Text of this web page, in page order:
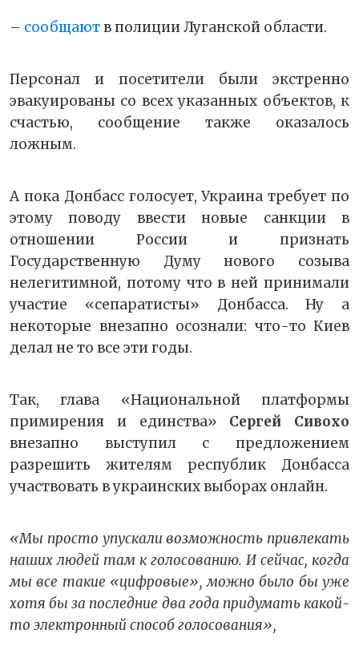
– сообщаютв полиции Луганской области.
Персонал и посетители были экстренно
эвакуированы со всех указанных объектов, к
счастью, сообщение также оказалось
ложным.
А пока Донбасс голосует, Украина требует по
этому поводу ввести новые санкции в
отношении России и признать
Государственную Думу нового созыва
нелегитимной, потому что в ней принимали
участие «сепаратисты» Донбасса. Ну а
некоторые внезапно осознали: что-то Киев
делал не то все эти годы.
Так, глава «Национальной платформы
примирения и единства» Сергей Сивохо
внезапно выступил с предложением
разрешить жителям республик Донбасса
участвовать в украинских выборах онлайн.
«Мы просто упускали возможность привлекать
наших людей там к голосованию. И сейчас, когда
мы все такие «цифровые», можно было бы уже
хотя бы за последние два года придумать какой-
то электронный способ голосования»,